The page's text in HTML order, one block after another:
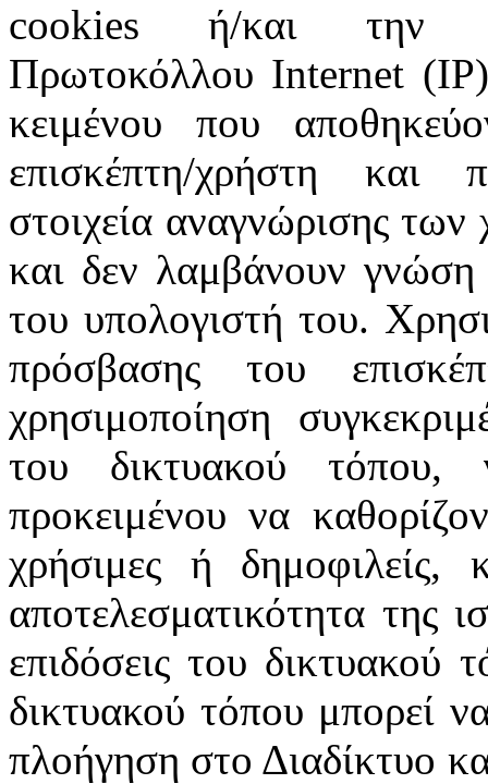
cookies ή/και την
Πρωτοκόλλου Internet
κειμένου που
επισκέπτη/χρήστη και
στοιχεία αναγνώρισης
και δεν λαμβάνουν γνώση
του υπολογιστή του.
πρόσβασης του
χρησιμοποίηση
του δικτυακού τόπου,
προκειμένου να
χρήσιμες ή
αποτελεσματικότητα της
επιδόσεις του δικτυακού
δικτυακού τόπου μπορεί
πλοήγηση στο Διαδίκτυο